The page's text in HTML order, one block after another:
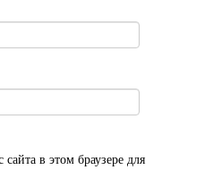
в этом браузере для